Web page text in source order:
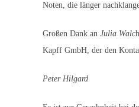
Noten, die länger
Großen Dank an Julia Walc
Kapff GmbH, der den
Peter Hilgard